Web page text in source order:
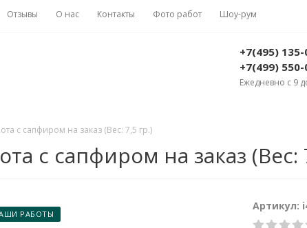
Отзывы О нас Контакты Фото работ Шоу-рум
+7(495)
+7(499)
Ежедневно с 9
с сапфиром на заказ (Вес: 7,5 гр.)
с сапфиром на заказ (Вес:
РАБОТЫ
Артикул: